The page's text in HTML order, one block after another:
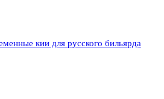
кии для русского бильярда